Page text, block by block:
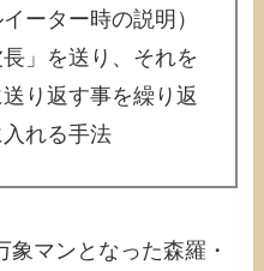
イーター時の説明）
」を送り、それを
り返す事を繰り返
れる手法
マンとなった森羅・